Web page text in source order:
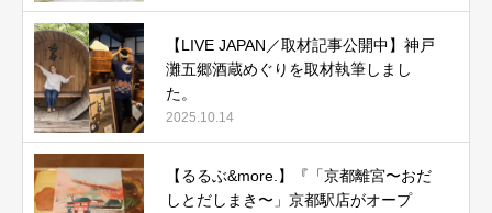
【LIVE JAPAN／取材記事公開中】神戸
灘五郷酒蔵めぐりを取材執筆しまし
た。
2025.10.14
【るるぶ&more.】『「京都離宮〜おだ
しとだしまき〜」京都駅店がオープ